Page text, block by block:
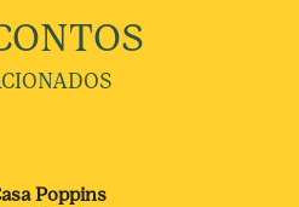
Poppins